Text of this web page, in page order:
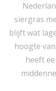
siergras
blijft wat
hoogte
heeft